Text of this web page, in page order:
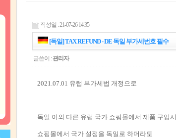
작성일 : 21-07-26 14:35
[독일] TAX REFUND - DE 독일 부가세번호 필수
글쓴이 : 관리자
2021.07.01 유럽 부가세법 개정으로
독일 이외 다른 유럽 국가 쇼핑몰에서 제품 구입시
쇼핑몰에서 국가 설정을 독일로 하더라도